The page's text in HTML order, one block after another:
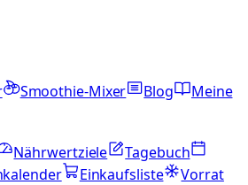
Smoothie-Mixer Blog
Meine
Nährwertziele
Tagebuch
Einkaufsliste
Vorrat